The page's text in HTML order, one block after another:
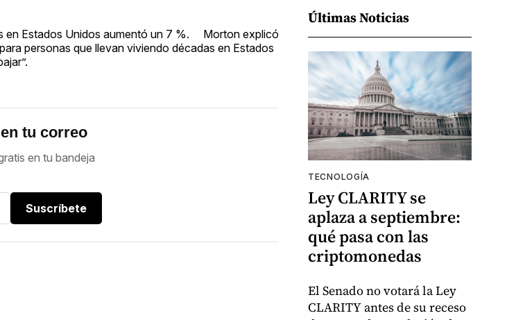
en Estados Unidos aumentó un 7 %. Morton explicó
personas que llevan viviendo décadas en Estados
tu correo
en tu bandeja
Suscríbete
Últimas Noticias
TECNOLOGÍA
Ley CLARITY se
aplaza a septiembre:
qué pasa con las
criptomonedas
El Senado no votará la Ley
CLARITY antes de su receso